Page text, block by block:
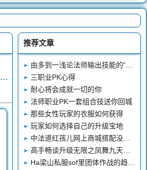
推荐文章
由多到一浅论法师输出技能的“削减”之路
三职业PK心得
耐心将会成就一切的你
法师职业PK一套组合技送你回城
那些女性玩家的衣服如何获得
玩家如何选择自己的升级宝地
中法道红孩儿网上商城搭配没有怪物不害怕的
高手畅谈升级无限之凤舞九天武器的技巧